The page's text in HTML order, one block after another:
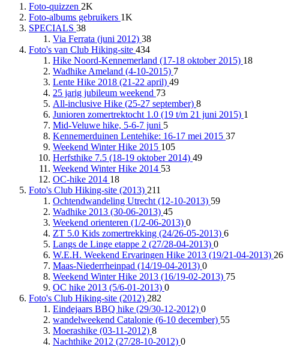
Foto-quizzen 2K
Foto-albums gebruikers 1K
SPECIALS 38
Via Ferrata (juni 2012) 38
Foto's van Club Hiking-site 434
Hike Noord-Kennemerland (17-18 oktober 2015) 18
Wadhike Ameland (4-10-2015) 7
Lente Hike 2018 (21-22 april) 49
25 jarig jubileum weekend 73
All-inclusive Hike (25-27 september) 8
Junioren zomertrektocht 1.0 (19 t/m 21 juni 2015) 1
Mid-Veluwe hike, 5-6-7 juni 5
Kennemerduinen Lentehike: 16-17 mei 2015 37
Weekend Winter Hike 2015 105
Herfsthike 7.5 (18-19 oktober 2014) 49
Weekend Winter Hike 2014 53
OC-hike 2014 18
Foto's Club Hiking-site (2013) 211
Ochtendwandeling Utrecht (12-10-2013) 59
Wadhike 2013 (30-06-2013) 45
Weekend orienteren (1/2-06-2013) 0
ZT 5.0 Kids zomertrekking (24/26-05-2013) 6
Langs de Linge etappe 2 (27/28-04-2013) 0
W.E.H. Weekend Ervaringen Hike 2013 (19/21-04-2013) 26
Maas-Niederrheinpad (14/19-04-2013) 0
Weekend Winter Hike 2013 (16/19-02-2013) 75
OC hike 2013 (5/6-01-2013) 0
Foto's Club Hiking-site (2012) 282
Eindejaars BBQ hike (29/30-12-2012) 0
wandelweekend Catalonie (6-10 december) 55
Moerashike (03-11-2012) 8
Nachthike 2012 (27/28-10-2012) 0